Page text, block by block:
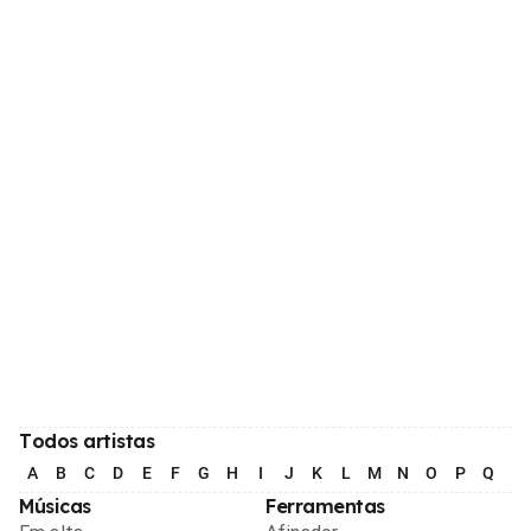
Todos artistas
A B C D E F G H I J K L M N O P Q
Músicas Ferramentas